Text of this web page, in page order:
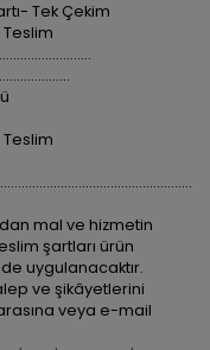
Tek Çekim
Teslim
Teslim
mal ve hizmetin
şartları ürün
uygulanacaktır.
ve şikâyetlerini
veya e-mail